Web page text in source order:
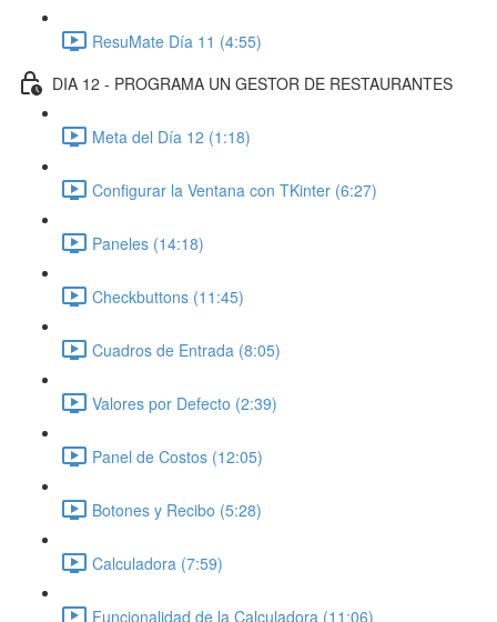
ResuMate Día 11 (4:55)
DIA 12 - PROGRAMA UN GESTOR DE RESTAURANTES
Meta del Día 12 (1:18)
Configurar la Ventana con TKinter (6:27)
Paneles (14:18)
Checkbuttons (11:45)
Cuadros de Entrada (8:05)
Valores por Defecto (2:39)
Panel de Costos (12:05)
Botones y Recibo (5:28)
Calculadora (7:59)
Funcionalidad de la Calculadora (11:06)